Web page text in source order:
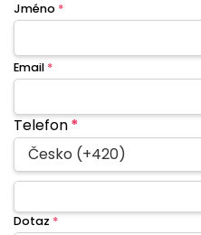
Jméno *
Email *
Telefon*
Česko (+420)
Dotaz *